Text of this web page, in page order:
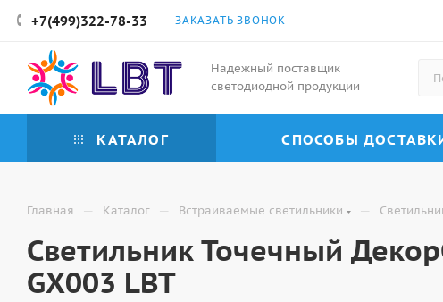
+7(499)322-78-33 ЗАКАЗАТЬ ЗВОНОК
Надежный поставщик
светодиодной продукции
КАТАЛОГ СПОСОБЫ
Главная — Каталог — Встраиваемые светильники —
Светильник Точечный
GX003 LBT